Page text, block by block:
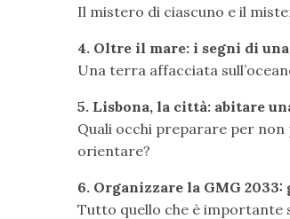
Il mistero di ciascuno e il
4. Oltre il mare: i segni di
Una terra affacciata
5. Lisbona, la città: abitare
Quali occhi preparare per
orientare?
6. Organizzare la GMG
Tutto quello che è importante